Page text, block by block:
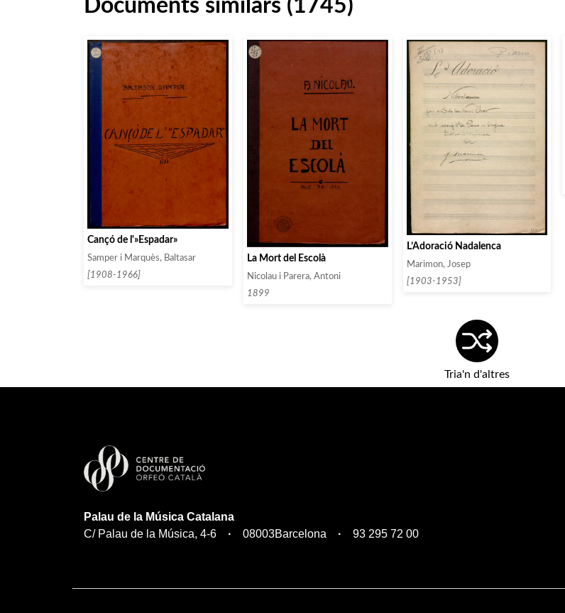
Documents similars (1745)
Cançó de l'»Espadar»
Samper i Marquès, Baltasar
[1908-1966]
La Mort del Escolà
Nicolau i Parera, Antoni
1899
L’Adoració Nadalenca
Marimon, Josep
[1903-1953]
Tria'n d'altres
Palau de la Música Catalana
C/ Palau de la Música, 4-6
08003Barcelona 93 295 72 00